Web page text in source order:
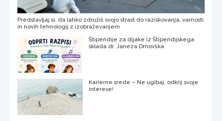
Predstavljaj si, da lahko združiš svojo strast do raziskovanja, varnosti
in novih tehnologij z izobraževanjem
Štipendije za dijake iz Štipendijskega
sklada dr. Janeza Drnovška
Karierne srede – Ne ugibaj, odkrij svoje
interese!